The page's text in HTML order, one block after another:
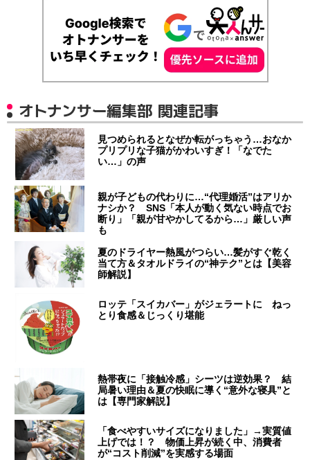
オトナンサー編集部 関連記事
見つめられるとなぜか転がっちゃう…おなか
プリプリな子猫がかわいすぎ！「なでた
い…」の声
親が子どもの代わりに…“代理婚活”はアリか
ナシか？ SNS「本人が動く気ない時点でお
断り」「親が甘やかしてるから…」厳しい声
も
夏のドライヤー熱風がつらい…髪がすぐ乾く
当て方＆タオルドライの“神テク”とは【美容
師解説】
ロッテ「スイカバー」がジェラートに ねっ
とり食感＆じっくり堪能
熱帯夜に「接触冷感」シーツは逆効果？ 結
局暑い理由＆夏の快眠に導く“意外な寝具”と
は【専門家解説】
「食べやすいサイズになりました」→実質値
上げでは！？ 物価上昇が続く中、消費者
が“コスト削減”を実感する場面